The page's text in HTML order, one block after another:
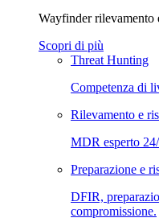
Wayfinder rilevamento
Scopri di più
Threat Hunting
Competenza di
Rilevamento e
MDR esperto
Preparazione e
DFIR,
compromissione.